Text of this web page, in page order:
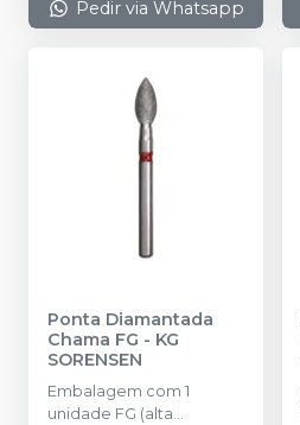
Pedir via Whatsapp
Ponta Diamantada
Chama FG - KG
SORENSEN
Embalagem com 1
unidade FG (alta